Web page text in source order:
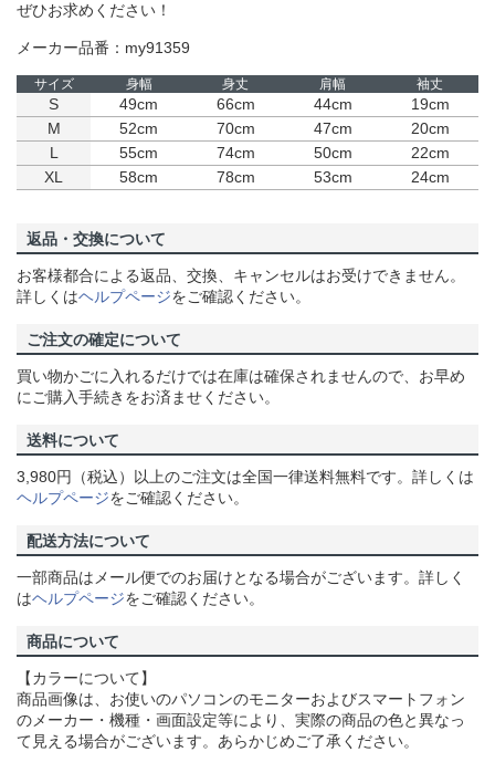
ぜひお求めください！
メーカー品番：my91359
サイズ 身幅 身丈 肩幅 袖丈
S 49cm 66cm 44cm
19cm
M
52cm 70cm 47cm
20cm
L
55cm 74cm 50cm
22cm
XL
58cm 78cm 53cm 24cm
返品・交換について
お客様都合による返品、交換、キャンセルはお受けできません。
詳しくはヘルプページをご確認ください。
ご注文の確定について
買い物かごに入れるだけでは在庫は確保されませんので、お早め
にご購入手続きをお済ませください。
送料について
3,980円（税込）以上のご注文は全国一律送料無料です。詳しくは
ヘルプページをご確認ください。
配送方法について
一部商品はメール便でのお届けとなる場合がございます。詳しく
はヘルプページをご確認ください。
商品について
【カラーについて】
商品画像は、お使いのパソコンのモニターおよびスマートフォン
のメーカー・機種・画面設定等により、実際の商品の色と異なっ
て見える場合がございます。あらかじめご了承ください。